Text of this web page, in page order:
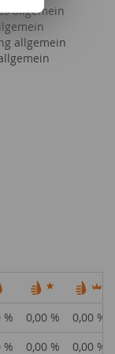
allgemein
allgemein
% 0,00 %
0,00 %
% 0,00 % 0,00 %